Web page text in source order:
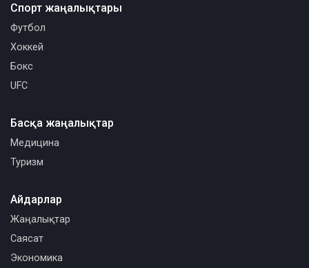
Спорт жаңалықтары
Футбол
Хоккей
Бокс
UFC
Басқа жаңалықтар
Медицина
Туризм
Айдарлар
Жаңалықтар
Саясат
Экономика